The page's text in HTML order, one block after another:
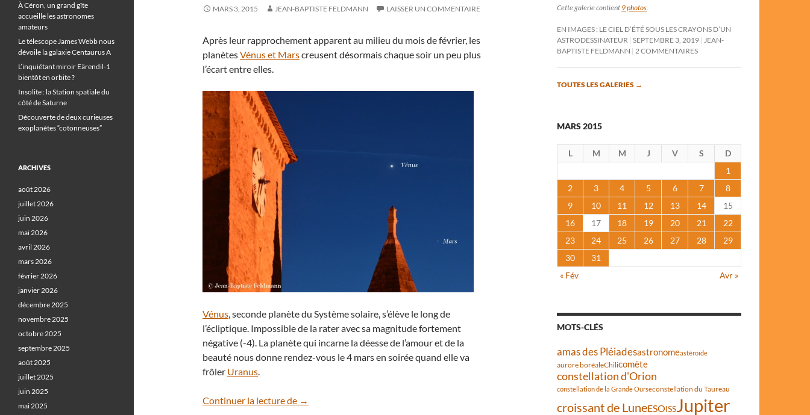
MARS 3, 2015 JEAN-BAPTISTE FELDMANN LAISSER UN COMMENTAIRE
Après leur rapprochement apparent au milieu du mois de février, les
planètesVénus et Marscreusent désormais chaque soir un peu plus
l’écart entre elles.
Vénus, seconde planète du Système solaire, s’élève le long de
l’écliptique. Impossible de la rater avec sa magnitude fortement
négative (-4). La planète qui incarne la déesse de l’amour et de la
beauté nous donne rendez-vous le 4 mars en soirée quand elle va
frôler Uranus.
Continuer la lecture de Les planètes Vénus et Mars se séparent
→
Cette galerie contient 9 photos
EN IMAGES : LE CIEL D’ÉTÉ SOUS LES CRAYONS D’UN
ASTRODESSINATEUR SEPTEMBRE 3, 2019
JEAN-
BAPTISTE FELDMANN
2 COMMENTAIRES
TOUTES LES GALERIES →
MARS 2015
L M M J V S
D
1
2
3 4 5 6 7
8
9
10 11 12 13 14
15
16
17 18 19 20 21
22
23
24 25 26 27 28
29
30
31
« Fév
Avr »
MOTS-CLÉS
amas des Pléiadesastronomeastéroïde
aurore boréaleChilicomète
constellation d'Orion
constellation de la Grande Ourseconstellation du Taureau
croissant de LuneESOISSJupiter
À Céron, un grand gîte
accueille les astronomes
amateurs
Le télescope James Webb nous
dévoile la galaxie Centaurus A
L’inquiétant miroir Eärendil-1
bientôt en orbite ?
Insolite : la Station spatiale du
côté de Saturne
Découverte de deux curieuses
exoplanètes “cotonneuses”
ARCHIVES
août 2026
juillet 2026
juin 2026
mai 2026
avril 2026
mars 2026
février 2026
janvier 2026
décembre 2025
novembre 2025
octobre 2025
septembre 2025
août 2025
juillet 2025
juin 2025
mai 2025